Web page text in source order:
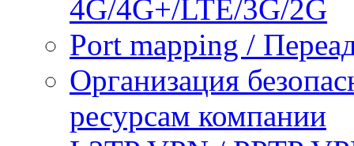
4G/4G+/LTE/3G/2G
Port mapping /
Организация
ресурсам компании